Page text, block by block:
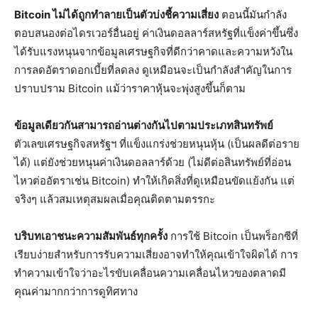
Bitcoin ไม่ได้ถูกทำลายเป็นตัวบ่งชี้ความเสี่ยง ตอนนี้มันกำลัง
ตอบสนองต่อไดรเวอร์อื่นอยู่ ค่าเงินดอลลาร์สหรัฐที่แข็งค่าขึ้นซึ่ง
ได้รับแรงหนุนจากข้อมูลเศรษฐกิจที่ดีกว่าคาดและความหวังใน
การลดอัตราดอกเบี้ยที่ลดลง ดูเหมือนจะเป็นกำลังสำคัญในการ
ปราบปราม Bitcoin แม้ว่าราคาหุ้นจะพุ่งสูงขึ้นก็ตาม
ข้อมูลเดียวกันสามารถอ่านต่างกันไปตามประเภทสินทรัพย์
ตัวเลขเศรษฐกิจสหรัฐฯ ที่แข็งแกร่งช่วยหนุนหุ้น (เป็นผลดีต่อราย
ได้) แต่ยังช่วยหนุนค่าเงินดอลลาร์ด้วย (ไม่ดีต่อสินทรัพย์ที่อ่อน
ไหวต่ออัตราเช่น Bitcoin) ทำให้เกิดสิ่งที่ดูเหมือนขัดแย้งกัน แต่
จริงๆ แล้วสมเหตุสมผลเมื่อคุณติดตามตรรกะ
บริบทเอาชนะความสัมพันธ์ทุกครั้ง การใช้ Bitcoin เป็นพร็อกซีที่
เรียบง่ายสำหรับการรับความเสี่ยงอาจทำให้คุณเข้าใจผิดได้ การ
ทำความเข้าใจว่าอะไรขับเคลื่อนความเคลื่อนไหวของตลาดมี
คุณค่ามากกว่าการดูทิศทาง